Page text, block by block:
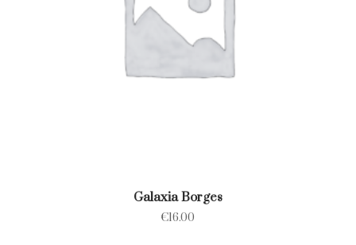
Galaxia Borges
€16.00